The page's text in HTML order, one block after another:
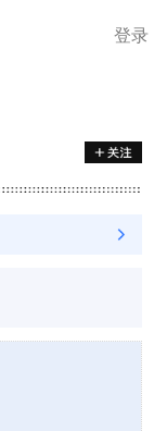
登录